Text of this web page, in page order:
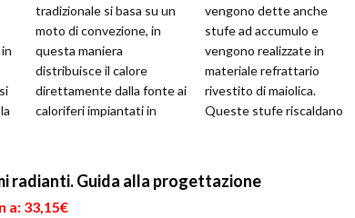
tradizionale si basa su un
moto di convezione, in
questa maniera
distribuisce il calore
direttamente dalla fonte ai
caloriferi impiantati in
vengono dette anche
stufe ad accumulo e
vengono realizzate in
materiale refrattario
rivestito di maiolica.
Queste stufe riscaldano
radianti. Guida alla progettazione
a: 33,15€